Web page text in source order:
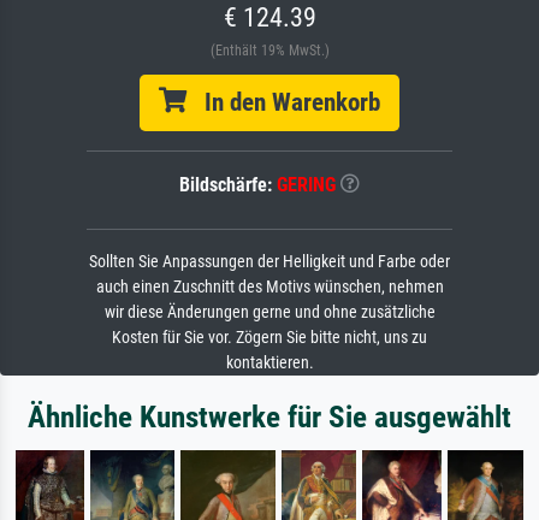
€ 124.39
(Enthält 19% MwSt.)
In den Warenkorb
Bildschärfe: GERING
Sollten Sie Anpassungen der Helligkeit und Farbe oder
auch einen Zuschnitt des Motivs wünschen, nehmen
wir diese Änderungen gerne und ohne zusätzliche
Kosten für Sie vor. Zögern Sie bitte nicht, uns zu
kontaktieren.
Ähnliche Kunstwerke für Sie ausgewählt